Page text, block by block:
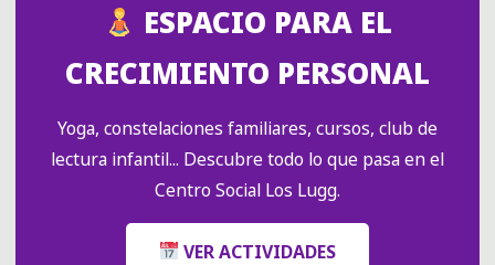
ESPACIO PARA EL
CRECIMIENTO PERSONAL
Yoga, constelaciones familiares, cursos, club de
lectura infantil... Descubre todo lo que pasa en el
Centro Social Los Lugg.
VER ACTIVIDADES